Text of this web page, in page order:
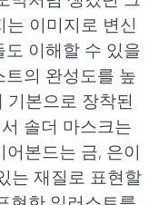
이미지로 변신
이해할 수 있을
트의 완성도를 높
본으로 장착된
솔더 마스크는
본드는 금, 은이
는 재질로 표현할